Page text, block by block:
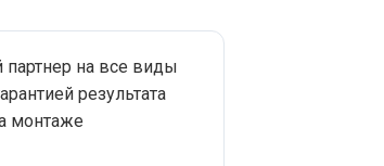
на все виды
результата
монтаже